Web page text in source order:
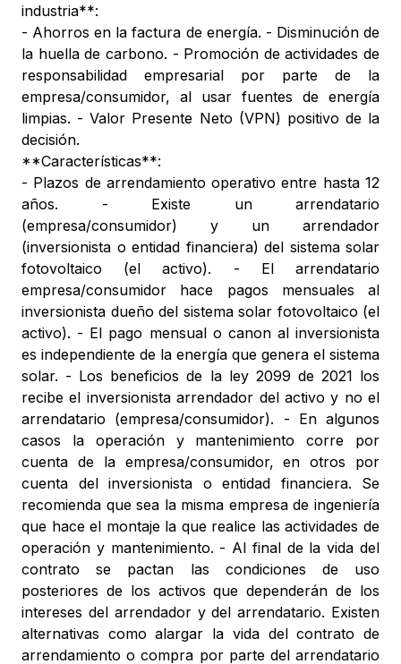
industria**:
- Ahorros en la factura de energía. - Disminución de
la huella de carbono. - Promoción de actividades de
responsabilidad empresarial por parte de la
empresa/consumidor, al usar fuentes de energía
limpias. - Valor Presente Neto (VPN) positivo de la
decisión.
**Características**:
- Plazos de arrendamiento operativo entre hasta 12
años. - Existe un arrendatario
(empresa/consumidor) y un arrendador
(inversionista o entidad financiera) del sistema solar
fotovoltaico (el activo). - El arrendatario
empresa/consumidor hace pagos mensuales al
inversionista dueño del sistema solar fotovoltaico (el
activo). - El pago mensual o canon al inversionista
es independiente de la energía que genera el sistema
solar. - Los beneficios de la ley 2099 de 2021 los
recibe el inversionista arrendador del activo y no el
arrendatario (empresa/consumidor). - En algunos
casos la operación y mantenimiento corre por
cuenta de la empresa/consumidor, en otros por
cuenta del inversionista o entidad financiera. Se
recomienda que sea la misma empresa de ingeniería
que hace el montaje la que realice las actividades de
operación y mantenimiento. - Al final de la vida del
contrato se pactan las condiciones de uso
posteriores de los activos que dependerán de los
intereses del arrendador y del arrendatario. Existen
alternativas como alargar la vida del contrato de
arrendamiento o compra por parte del arrendatario